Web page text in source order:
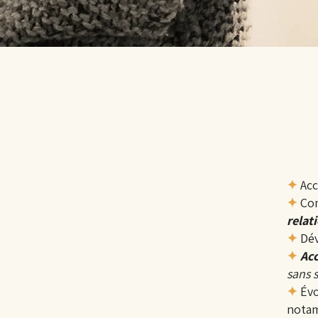
✦
✦
✦
✦
sans
✦